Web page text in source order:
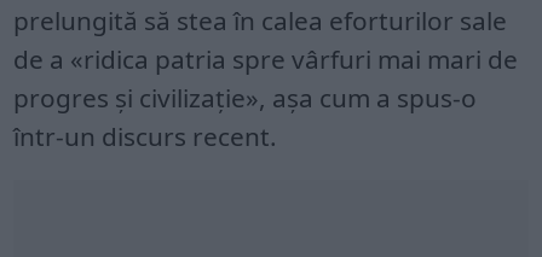
prelungită să stea în calea eforturilor sale
de a «ridica patria spre vârfuri mai mari de
progres și civilizație», așa cum a spus-o
într-un discurs recent.